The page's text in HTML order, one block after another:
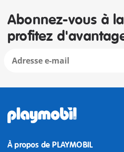
Abonnez-vous à
profitez
À propos de PLAYMOBIL